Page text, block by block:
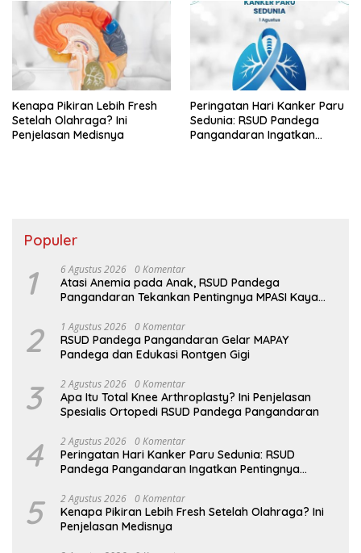
Kenapa Pikiran Lebih Fresh
Setelah Olahraga? Ini
Penjelasan Medisnya
Peringatan Hari Kanker Paru
Sedunia: RSUD Pandega
Pangandaran Ingatkan
Populer
1 6 Agustus 2026 0 Komentar
Atasi Anemia pada Anak, RSUD Pandega
Pangandaran Tekankan Pentingnya MPASI Kaya
2 1 Agustus 2026 0 Komentar
RSUD Pandega Pangandaran Gelar MAPAY
Pandega dan Edukasi Rontgen Gigi
3 2 Agustus 2026 0 Komentar
Apa Itu Total Knee Arthroplasty? Ini Penjelasan
Spesialis Ortopedi RSUD Pandega Pangandaran
4 2 Agustus 2026 0 Komentar
Peringatan Hari Kanker Paru Sedunia: RSUD
Pandega Pangandaran Ingatkan Pentingnya
5 2 Agustus 2026 0 Komentar
Kenapa Pikiran Lebih Fresh Setelah Olahraga? Ini
Penjelasan Medisnya